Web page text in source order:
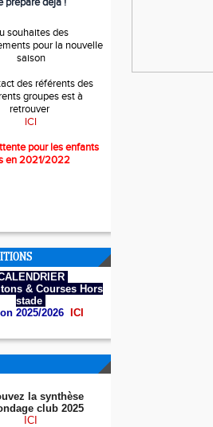
souhaites des
pour la nouvelle
saison
des référents des
groupes est à
retrouver
ICI
pour les enfants
en 2021/2022
& Courses Hors
stade
2025/2026
ICI
la synthèse
club 2025
ICI